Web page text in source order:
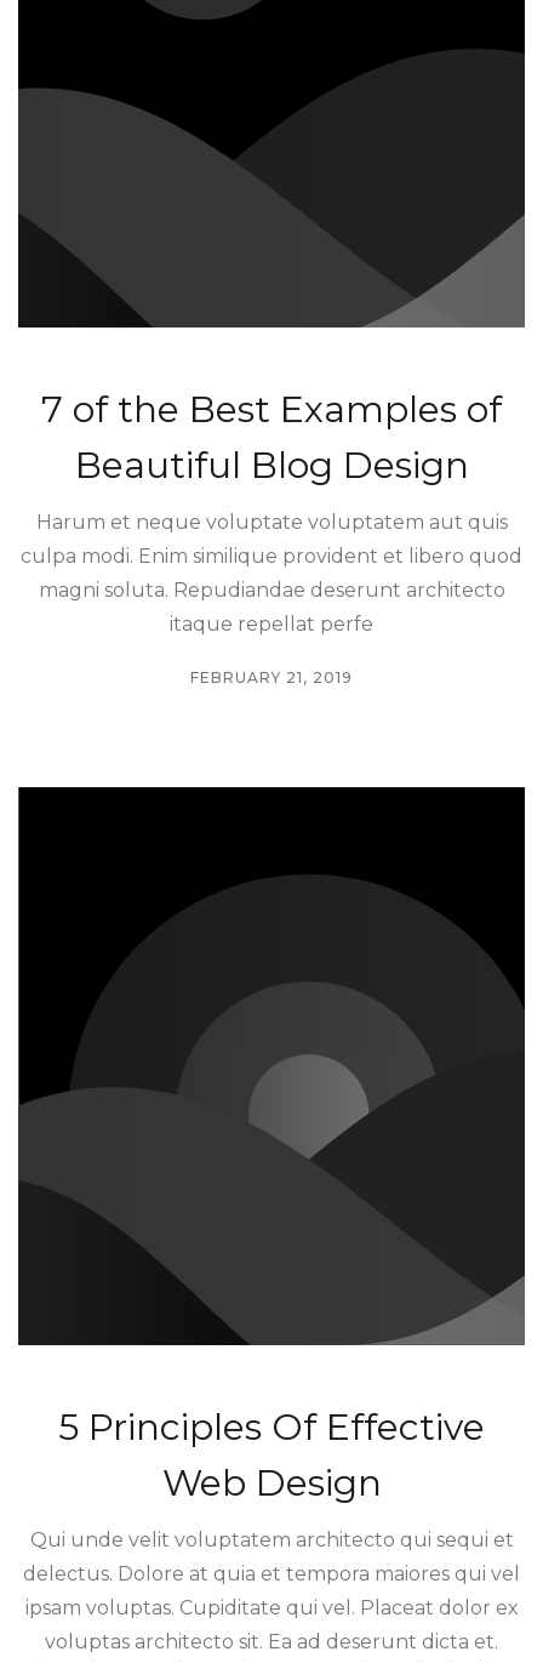
7 of the Best Examples of
Beautiful Blog Design
Harum et neque voluptate voluptatem aut quis
culpa modi. Enim similique provident et libero quod
magni soluta. Repudiandae deserunt architecto
itaque repellat perfe
FEBRUARY 21, 2019
5 Principles Of Effective
Web Design
Qui unde velit voluptatem architecto qui sequi et
delectus. Dolore at quia et tempora maiores qui vel
ipsam voluptas. Cupiditate qui vel. Placeat dolor ex
voluptas architecto sit. Ea ad deserunt dicta et.